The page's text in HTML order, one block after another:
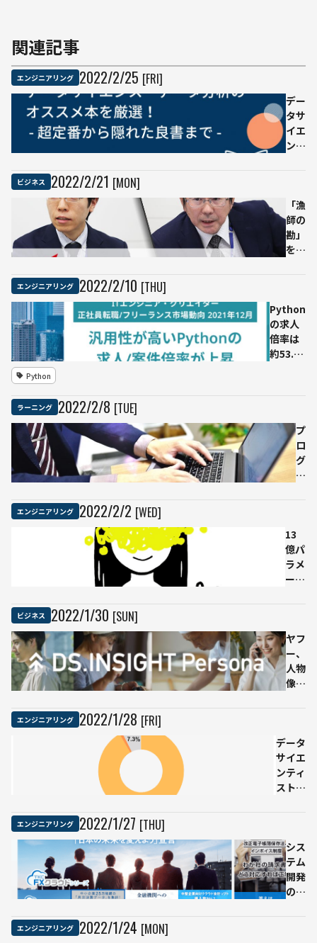
関連記事
エンジニアリング 2022/2/25 [FRI]
デー
タサ
イエ
ン
析の
オス
スメ
本
番か
ら隠
れた
良書
ビジネス 2022/2/21 [MON]
「漁
師の
勘」
をAI
スマ
ート
漁業
を実
の全
貌
エンジニアリング 2022/2/10 [THU]
Python
の求人
倍率は
約53.1
ジニア
の市場
動向調
査
Python
ラーニング 2022/2/8 [TUE]
プ
ロ
グ
ラ
ぼ
未
経
私
が
半
年
で
AI
エ
ン
に
な
る
ま
エンジニアリング 2022/2/2 [WED]
13
億パ
ラメ
ータ
モデ
ルが
公開
高度
を自
動作
成
ビジネス 2022/1/30 [SUN]
ヤフ
ー、
人物
像を
ービ
ス提
供開
始
心、
検索
ワー
ドな
エンジニアリング 2022/1/28 [FRI]
データ
サイエ
ンティ
ストの
な
し」、
副業の
意向は
エンジニアリング 2022/1/27 [THU]
シス
テム
開発
の若
エンジニアリング 2022/1/24 [MON]